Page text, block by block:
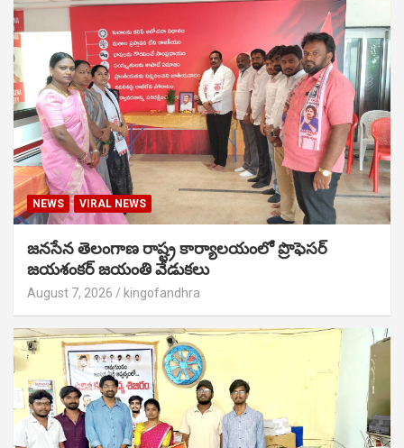
NEWS VIRAL NEWS
జనసేన తెలంగాణ రాష్ట్ర కార్యాలయంలో ప్రొఫెసర్
జయశంకర్ జయంతి వేడుకలు
August 7, 2026 kingofandhra